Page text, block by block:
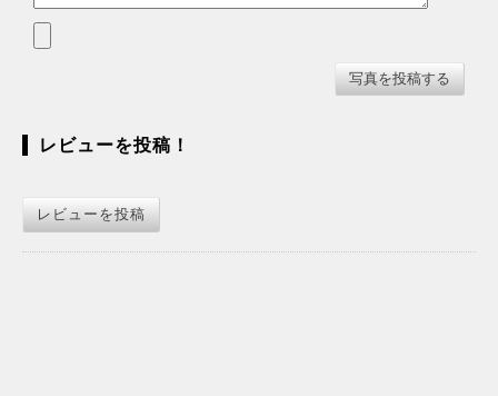
レビューを投稿！
レビューを投稿